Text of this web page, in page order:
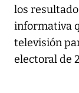
los
informativa
televisión
electoral de